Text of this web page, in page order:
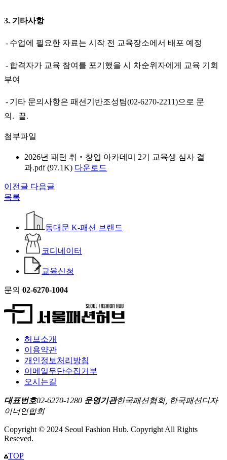
3. 기타사항
- 수업에 필요한 자료는 시작 전 교육장소에서 배포 예정
- 합격자가 교육 참여를 포기했을 시 차순위자에게 교육 기회
부여
- 기타 문의사항은 패션기반조성팀(02-6270-2211)으로 문
의 . 끝.
첨부파일
2026년 패턴 취‧창업 아카데미 2기 교육생 심사 결
과.pdf (97.1K) 다운로드
이전글 다음글
목록
동대문 K-패션 브랜드
코디네이터
교육신청
문의 02-6270-1004
허브소개
이용약관
개인정보처리방침
이메일무단수집거부
오시는길
대표번호02-6270-1280 운영기관한국패션협회, 한국패션디자
이너연합회
Copyright © 2024 Seoul Fashion Hub. Copyright All Rights
Reseved.
TOP